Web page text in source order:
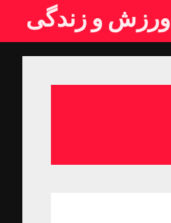
ورزش و زندگی